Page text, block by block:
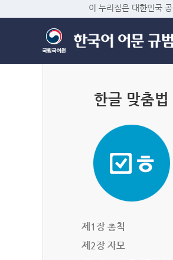
이 누리집은 대한민국
한글 맞춤법
제1장 총칙
제2장 자모